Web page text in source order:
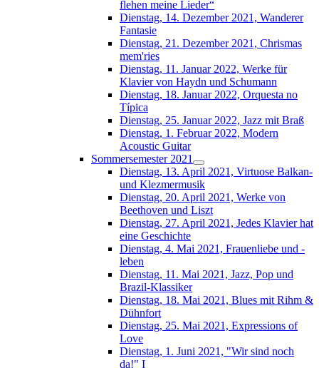
flehen meine Lieder“
Dienstag, 14. Dezember 2021, Wanderer
Fantasie
Dienstag, 21. Dezember 2021, Chrismas
mem'ries
Dienstag, 11. Januar 2022, Werke für
Klavier von Haydn und Schumann
Dienstag, 18. Januar 2022, Orquesta no
Típica
Dienstag, 25. Januar 2022, Jazz mit Braß
Dienstag, 1. Februar 2022, Modern
Acoustic Guitar
Sommersemester 2021
Dienstag, 13. April 2021, Virtuose Balkan-
und Klezmermusik
Dienstag, 20. April 2021, Werke von
Beethoven und Liszt
Dienstag, 27. April 2021, Jedes Klavier hat
eine Geschichte
Dienstag, 4. Mai 2021, Frauenliebe und -
leben
Dienstag, 11. Mai 2021, Jazz, Pop und
Brazil-Klassiker
Dienstag, 18. Mai 2021, Blues mit Rihm &
Dühnfort
Dienstag, 25. Mai 2021, Expressions of
Love
Dienstag, 1. Juni 2021, "Wir sind noch
da!" I